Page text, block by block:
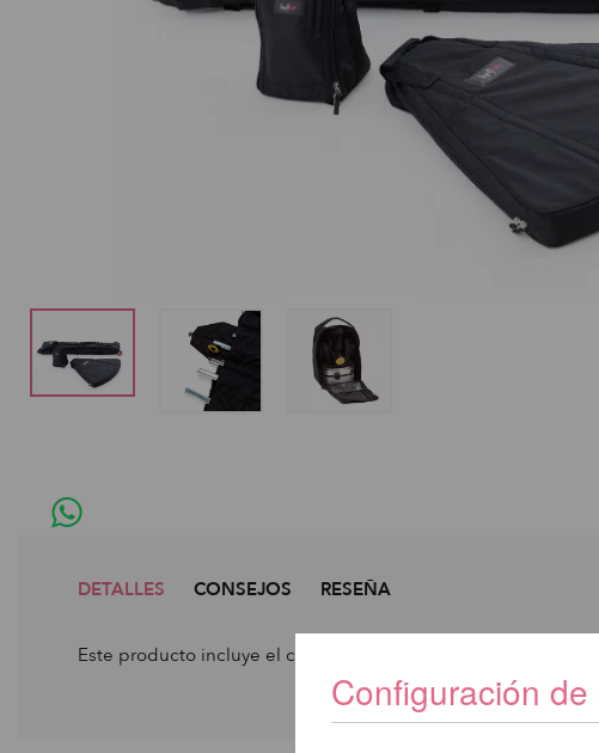
DETALLES CONSEJOS RESEÑA
Este producto incluye el conjunto completo de bolsas para
Configuración